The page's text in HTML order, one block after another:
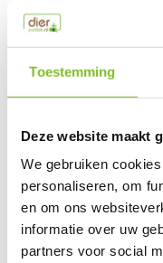
Toestemming
Deze website maakt
We gebruiken
personaliseren, om
en om ons
informatie over uw
partners voor social
Scruffs
Champagne L
Vergelijk
Het Scruffs Alpine Box ...
€64,99
Incl. btw